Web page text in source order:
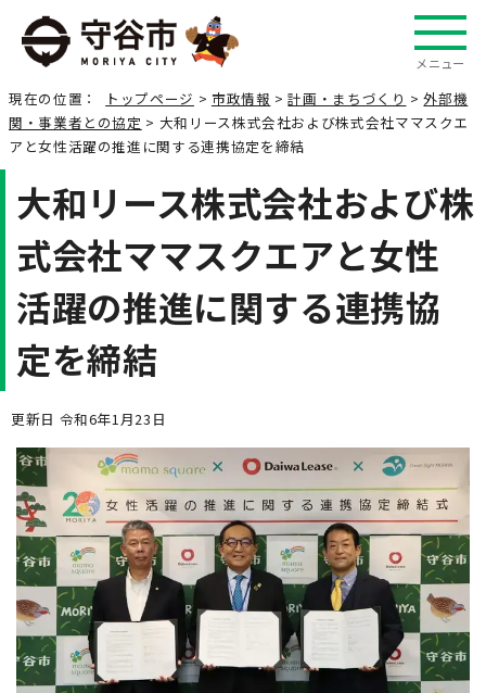
メニュー
現在の位置： トップページ > 市政情報 >計画・まちづくり >外部機
関・事業者との協定 > 大和リース株式会社および株式会社ママスクエ
アと女性活躍の推進に関する連携協定を締結
大和リース株式会社および株
式会社ママスクエアと女性
活躍の推進に関する連携協
定を締結
更新日 令和6年1月23日